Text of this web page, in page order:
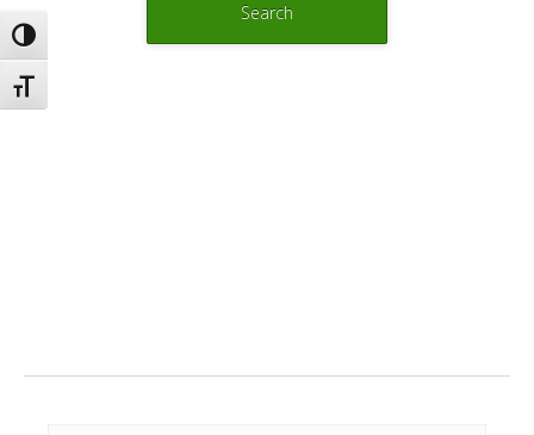
Εναλλαγή Υψηλής Αντίθεσης
Εναλλαγή Μεγέθους Γραμμάτων
Search